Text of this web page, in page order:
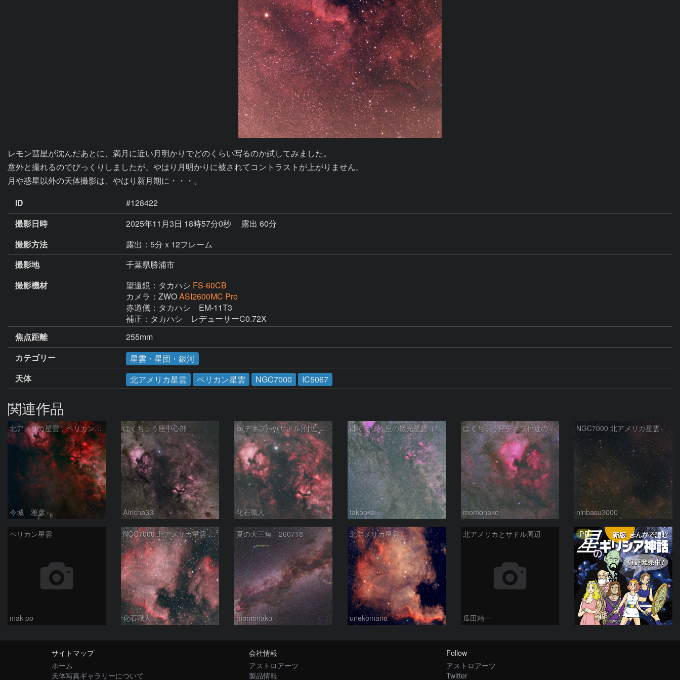
レモン彗星が沈んだあとに、満月に近い月明かりでどのくらい写るのか試してみました。
意外と撮れるのでびっくりしましたが、やはり月明かりに被されてコントラストが上がりません。
月や惑星以外の天体撮影は、やはり新月期に・・・。
ID
#128422
撮影日時
2025年11月3日 18時57分0秒
露出 60分
撮影方法
露出：5分ｘ12フレーム
撮影地
千葉県勝浦市
撮影機材
望遠鏡：タカハシ FS-60CB
カメラ：ZWOASI2600MC Pro
赤道儀：タカハシ　EM-11T3
補正：タカハシ　レデューサーC0.72X
焦点距離
255mm
カテゴリー
星雲・星団・銀河
天体
北アメリカ星雲 ペリカン星雲 NGC7000 IC5067
関連作品
北アメリカ星雲，ペリカン星雲，サドル付近，クレセント星雲，網状星雲・・・etc
今城 雅彦
はくちょう座中心部
Alricha33
α(デネブ)~γ(サドル)付近 NGC7000 北アメリカ星雲 IC5067~5070 ペリカン星雲 はくちょう座
化石職人
はくちょう座の散光星雲（１００ｍｍ）
takaoka
はくちょう座デネブ付近の空域 260720
momonako
NGC7000 北アメリカ星雲
ninbasu3000
ペリカン星雲
mak-po
NGC7000 北アメリカ星雲 IC5067~5070 ペリカン星雲 はくちょう座
化石職人
夏の大三角 260718
momonako
北アメリカ星雲
unekomanu
北アメリカとサドル周辺
瓜田精一
PR
サイトマップ
ホーム
天体写真ギャラリーについて
会社情報
アストロアーツ
製品情報
Follow
アストロアーツ
Twitter